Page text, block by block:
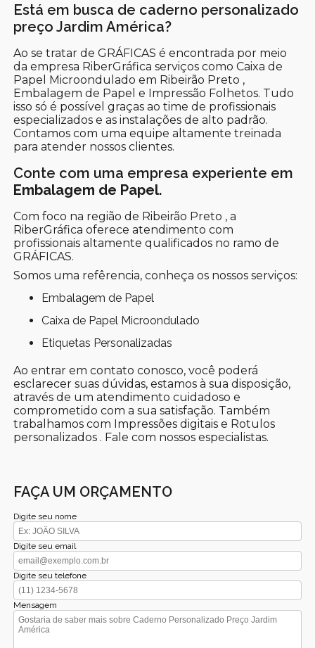
Está em busca de caderno personalizado
preço Jardim América?
Ao se tratar de GRÁFICAS é encontrada por meio
da empresa RiberGráfica serviços como Caixa de
Papel Microondulado em Ribeirão Preto ,
Embalagem de Papel e Impressão Folhetos. Tudo
isso só é possível graças ao time de profissionais
especializados e as instalações de alto padrão.
Contamos com uma equipe altamente treinada
para atender nossos clientes.
Conte com uma empresa experiente em
Embalagem de Papel.
Com foco na região de Ribeirão Preto , a
RiberGráfica oferece atendimento com
profissionais altamente qualificados no ramo de
GRÁFICAS.
Somos uma refêrencia, conheça os nossos serviços:
Embalagem de Papel
Caixa de Papel Microondulado
Etiquetas Personalizadas
Ao entrar em contato conosco, você poderá
esclarecer suas dúvidas, estamos à sua disposição,
através de um atendimento cuidadoso e
comprometido com a sua satisfação. Também
trabalhamos com Impressões digitais e Rotulos
personalizados . Fale com nossos especialistas.
FAÇA UM ORÇAMENTO
Digite seu nome
Digite seu email
Digite seu telefone
Mensagem